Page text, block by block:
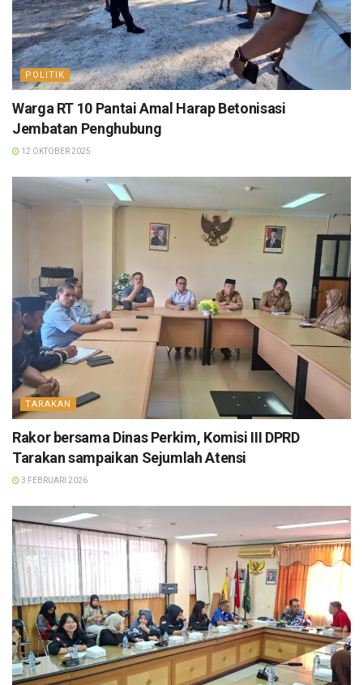
POLITIK
Warga RT 10 Pantai Amal Harap Betonisasi
Jembatan Penghubung
12 OKTOBER 2025
TARAKAN
Rakor bersama Dinas Perkim, Komisi III DPRD
Tarakan sampaikan Sejumlah Atensi
3 FEBRUARI 2026